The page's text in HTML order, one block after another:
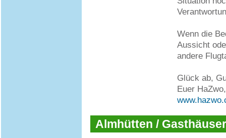
Wenn die
Aussicht
andere
Glück ab,
Euer HaZwo,
Almhütten /